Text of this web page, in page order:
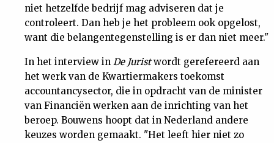
niet hetzelfde bedrijf mag adviseren dat je
controleert. Dan heb je het probleem ook opgelost,
want die belangentegenstelling is er dan niet meer."
In het interview in De Juristwordt gerefereerd aan
het werk van de Kwartiermakers toekomst
accountancysector, die in opdracht van de minister
van Financiën werken aan de inrichting van het
beroep. Bouwens hoopt dat in Nederland andere
keuzes worden gemaakt. "Het leeft hier niet zo